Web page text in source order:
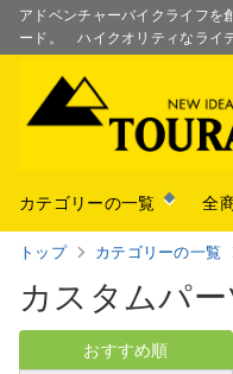
アドベンチャーバイクライフ
ード。 ハイクオリティなライ
カテゴリーの一覧 全
トップ カテゴリーの一覧
カスタムパー
おすすめ順